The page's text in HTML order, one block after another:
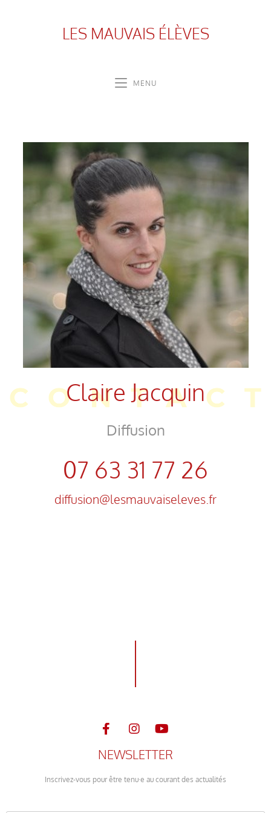
LES MAUVAIS ÉLÈVES
MENU
Claire Jacquin
Diffusion
07 63 31 77 26
diffusion@lesmauvaiseleves.fr
NEWSLETTER
Inscrivez-vous pour être tenu·e au courant des actualités